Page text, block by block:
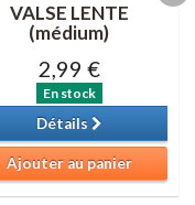
VALSE LENTE
(médium)
2,99 €
En stock
Détails
Ajouter au panier